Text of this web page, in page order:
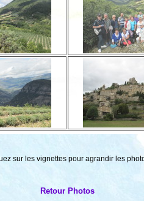
sur les vignettes pour agrandir les
Retour Photos